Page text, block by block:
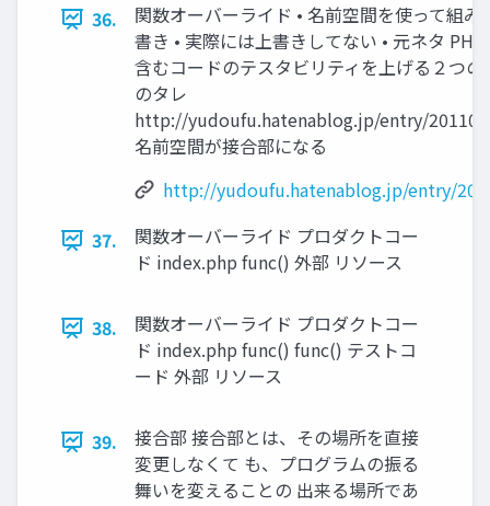
36.
関数オーバーライド • 名前空間を使って組
書き • 実際には上書きしてない • 元ネタ
含むコードのテスタビリティを上げる２つ
のタレ
http://yudoufu.hatenablog.jp/entry/
名前空間が接合部になる
http://yudoufu.hatenablog.jp/entry/
37.
関数オーバーライド プロダクトコー
ド index.php func() 外部 リソース
38.
関数オーバーライド プロダクトコー
ド index.php func() func() テストコ
ード 外部 リソース
39.
接合部 接合部とは、その場所を直接
変更しなくて も、プログラムの振る
舞いを変えることの 出来る場所であ